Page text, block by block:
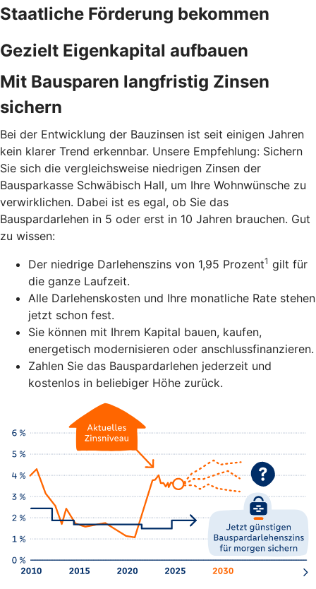
Staatliche Förderung bekommen
Gezielt Eigenkapital aufbauen
Mit Bausparen langfristig Zinsen
sichern
Bei der Entwicklung der Bauzinsen ist seit einigen Jahren
kein klarer Trend erkennbar. Unsere Empfehlung: Sichern
Sie sich die vergleichsweise niedrigen Zinsen der
Bausparkasse Schwäbisch Hall, um Ihre Wohnwünsche zu
verwirklichen. Dabei ist es egal, ob Sie das
Bauspardarlehen in 5 oder erst in 10 Jahren brauchen. Gut
zu wissen:
Der niedrige Darlehenszins von 1,95 Prozent1 gilt für
die ganze Laufzeit.
Alle Darlehenskosten und Ihre monatliche Rate stehen
jetzt schon fest.
Sie können mit Ihrem Kapital bauen, kaufen,
energetisch modernisieren oder anschlussfinanzieren.
Zahlen Sie das Bauspardarlehen jederzeit und
kostenlos in beliebiger Höhe zurück.